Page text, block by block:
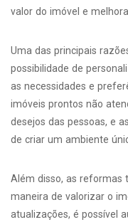
valor do imóvel e
Uma das principais
possibilidade de
as necessidades e
imóveis prontos não
desejos das pessoas, e
de criar um ambiente
Além disso, as reformas
maneira de valorizar o
atualizações, é possível